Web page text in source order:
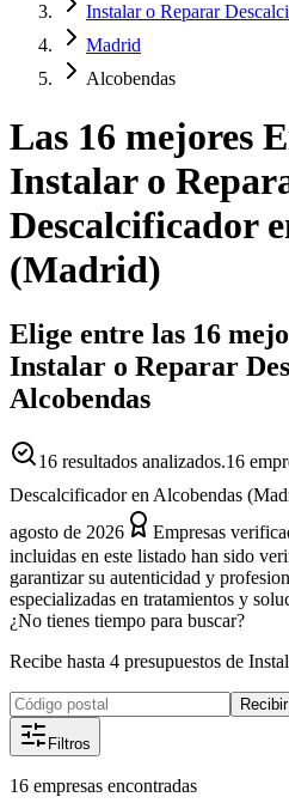
Instalar o Reparar
Madrid
Alcobendas
Las 16 mejores
Instalar o
Descalcificador
(Madrid)
Elige entre las 16
Instalar o Reparar
Alcobendas
16 resultados analizados.16
Descalcificador en Alcobendas
agosto de 2026
Empresas
incluidas en este listado han sido
garantizar su autenticidad y
especializadas en tratamientos y
¿No tienes tiempo para buscar?
Recibe hasta 4 presupuestos de
Filtros
16 empresas encontradas